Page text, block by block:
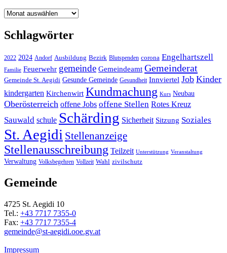
Archiv
Schlagwörter
2022 2024 Andorf Ausbildung Bezirk Blutspenden corona Engelhartszell
Familie Feuerwehr gemeinde Gemeindeamt Gemeinderat
Gemeinde St. Aegidi Gesunde Gemeinde Gesundheit Innviertel Job Kinder
kindergarten Kirchenwirt Kundmachung Kurs Neubau
Oberösterreich offene Jobs offene Stellen Rotes Kreuz
Sauwald schule Schärding Sicherheit Sitzung Soziales
St. Aegidi Stellenanzeige
Stellenausschreibung Teilzeit Unterstützung Veranstaltung
Verwaltung Volksbegehren Vollzeit Wahl zivilschutz
Gemeinde
4725 St. Aegidi 10
Tel.: +43 7717 7355-0
Fax: +43 7717 7355-4
gemeinde@st-aegidi.ooe.gv.at
Impressum